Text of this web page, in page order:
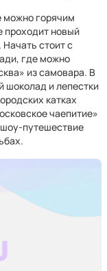
можно горячим
проходит новый
. Начать стоит с
где можно
из самовара. В
шоколад и лепестки
катках
чаепитие»
шоу-путешествие